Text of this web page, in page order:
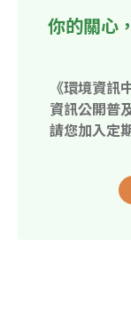
你的關心
《環境資訊
資訊公開普
請您加入定